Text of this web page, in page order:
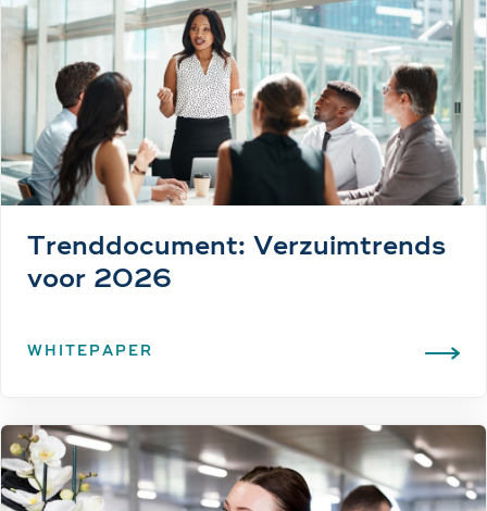
Trenddocument: Verzuim­trends
voor 2026
WHITEPAPER